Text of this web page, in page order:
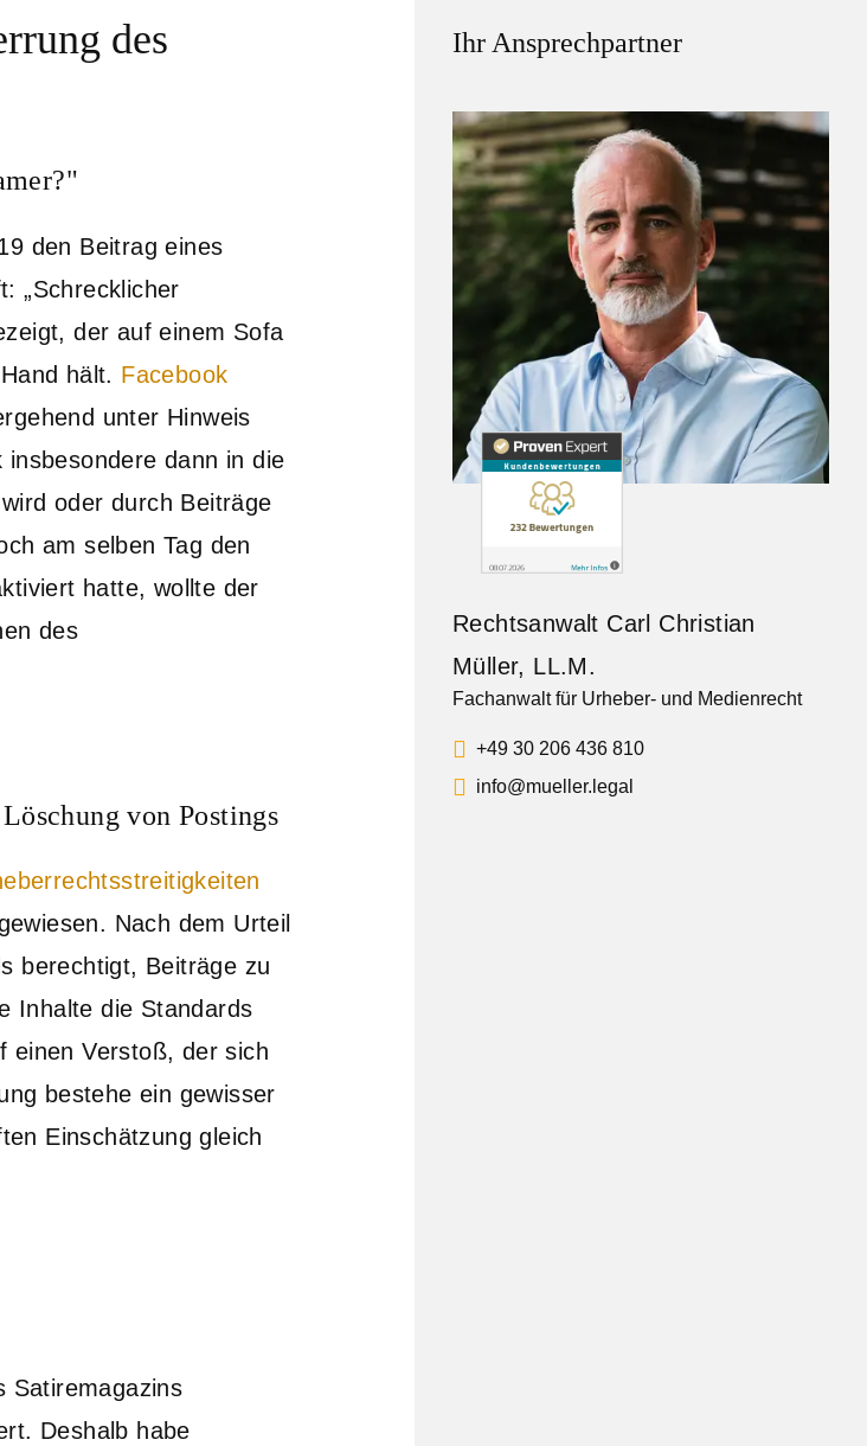
des
den Beitrag eines
„Schrecklicher
der auf einem Sofa
hält. Facebook
unter Hinweis
dann in die
oder durch Beiträge
am selben Tag den
hatte, wollte der
des
von Postings
Nach dem Urteil
berechtigt, Beiträge zu
Inhalte die Standards
einen Verstoß, der sich
bestehe ein gewisser
Einschätzung gleich
Satiremagazins
Deshalb habe
Ihr Ansprechpartner
Rechtsanwalt Carl Christian
Müller, LL.M.
Fachanwalt für Urheber- und Medienrecht
+49 30 206 436 810
info@mueller.legal